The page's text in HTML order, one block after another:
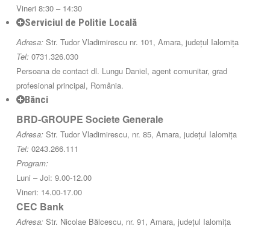
Vineri 8:30 – 14:30
Serviciul de Politie Locală
Adresa: Str. Tudor Vladimirescu nr. 101, Amara, județul Ialomița
Tel: 0731.326.030
Persoana de contact dl. Lungu Daniel, agent comunitar, grad
profesional principal, România.
Bănci
BRD-GROUPE Societe Generale
Adresa: Str. Tudor Vladimirescu, nr. 85, Amara, județul Ialomița
Tel: 0243.266.111
Program:
Luni – Joi: 9.00-12.00
Vineri: 14.00-17.00
CEC Bank
Adresa: Str. Nicolae Bălcescu, nr. 91, Amara, județul Ialomița